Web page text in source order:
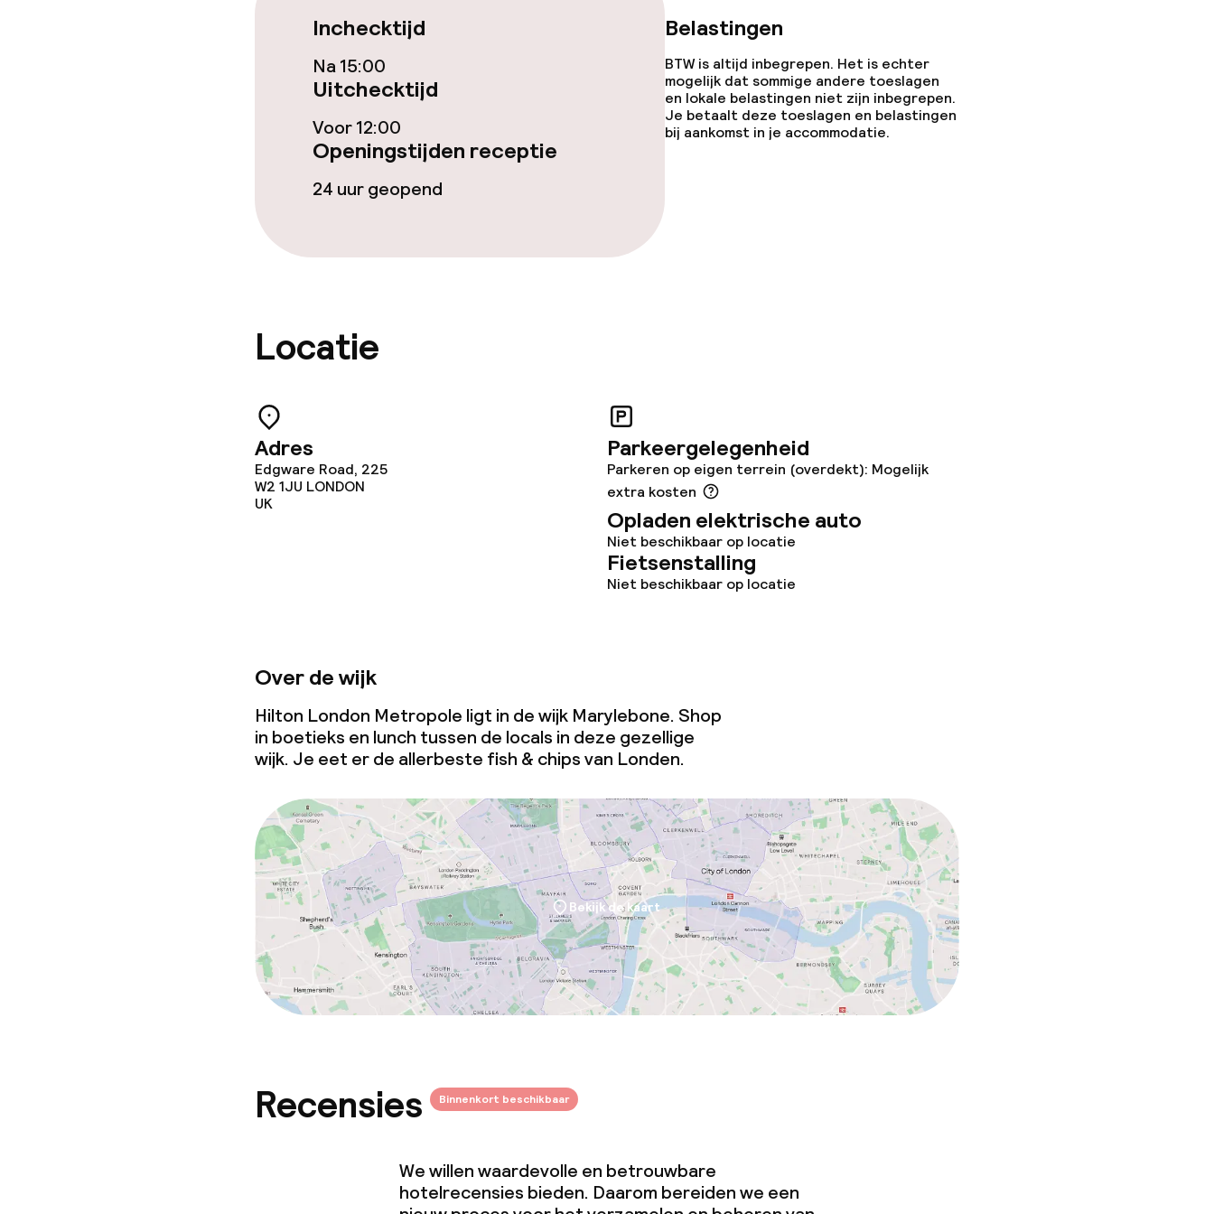
Ontbijt geserveerd aan tafel
Lunch à la carte
Lunch, vast menu
Diner, vast menu
Roomservice
Dieetopties
Schoonmaakvoorzieningen
Zakelijke faciliteiten
Beleid
Overal rookvrij
Kleine huisdieren toegestaan
Grote huisdieren toegestaan
(meer dan 5 kg)
Inchecktijd
Na 15:00
Uitchecktijd
Voor 12:00
Openingstijden receptie
24 uur geopend
Belastingen
BTW is altijd inbegrepen. Het is echter
mogelijk dat sommige andere toeslagen
en lokale belastingen niet zijn inbegrepen.
Je betaalt deze toeslagen en belastingen
bij aankomst in je accommodatie.
Locatie
Adres
Edgware Road, 225
W2 1JU LONDON
UK
Parkeergelegenheid
Parkeren op eigen terrein (overdekt): Mogelijk
extra kosten
Opladen elektrische auto
Niet beschikbaar op locatie
Fietsenstalling
Niet beschikbaar op locatie
Over de wijk
Hilton London Metropole ligt in de wijk Marylebone. Shop
in boetieks en lunch tussen de locals in deze gezellige
wijk. Je eet er de allerbeste fish & chipsvan Londen.
Bekijk de kaart
Recensies Binnenkort beschikbaar
We willen waardevolle en betrouwbare
hotelrecensies bieden. Daarom bereiden we een